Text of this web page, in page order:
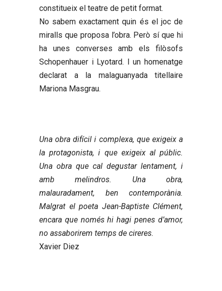
constitueix el teatre de petit format.
No sabem exactament quin és el joc de
miralls que proposa l’obra. Però sí que hi
ha unes converses amb els filòsofs
Schopenhauer i Lyotard. I un homenatge
declarat a la malaguanyada titellaire
Mariona Masgrau.
Una obra difícil i complexa, que exigeix a
la protagonista, i que exigeix al públic.
Una obra que cal degustar lentament, i
amb melindros. Una obra,
malauradament, ben contemporània.
Malgrat el poeta Jean-Baptiste Clément,
encara que només hi hagi penes d’amor,
no assaborirem temps de cireres.
Xavier Diez